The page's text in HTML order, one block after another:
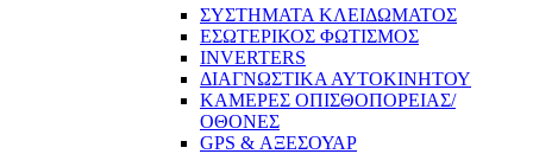
ΣΥΣΤΗΜΑΤΑ ΚΛΕΙΔΩΜΑΤΟΣ
ΕΣΩΤΕΡΙΚΟΣ ΦΩΤΙΣΜΟΣ
INVERTERS
ΔΙΑΓΝΩΣΤΙΚΑ ΑΥΤΟΚΙΝΗΤΟΥ
ΚΑΜΕΡΕΣ ΟΠΙΣΘΟΠΟΡΕΙΑΣ/
ΟΘΟΝΕΣ
GPS & ΑΞΕΣΟΥΑΡ